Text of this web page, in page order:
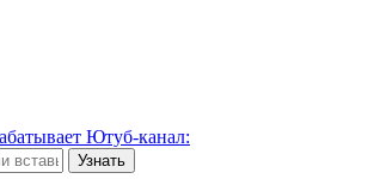
Ютуб-канал:
Узнать